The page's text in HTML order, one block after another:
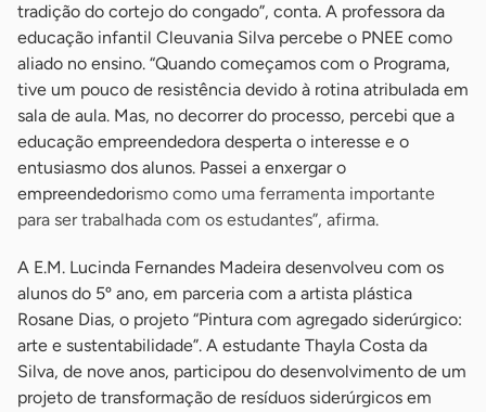
tradição do cortejo do congado”, conta. A professora da
educação infantil Cleuvania Silva percebe o PNEE como
aliado no ensino. “Quando começamos com o Programa,
tive um pouco de resistência devido à rotina atribulada em
sala de aula. Mas, no decorrer do processo, percebi que a
educação empreendedora desperta o interesse e o
entusiasmo dos alunos. Passei a enxergar o
empreendedorismo como uma ferramenta importante
para ser trabalhada com os estudantes”, afirma.
A E.M. Lucinda Fernandes Madeira desenvolveu com os
alunos do 5º ano, em parceria com a artista plástica
Rosane Dias, o projeto “Pintura com agregado siderúrgico:
arte e sustentabilidade”. A estudante Thayla Costa da
Silva, de nove anos, participou do desenvolvimento de um
projeto de transformação de resíduos siderúrgicos em